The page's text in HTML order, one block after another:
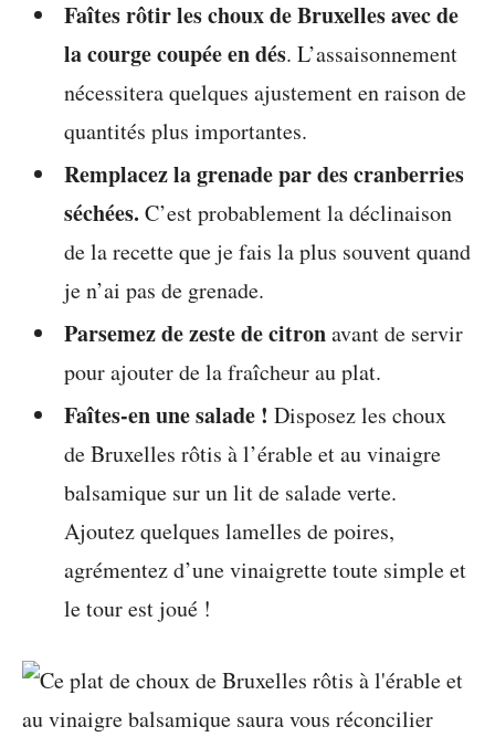
Faîtes rôtir les choux de Bruxelles avec de
la courge coupée en dés. L’assaisonnement
nécessitera quelques ajustement en raison de
quantités plus importantes.
Remplacez la grenade par des cranberries
séchées. C’est probablement la déclinaison
de la recette que je fais la plus souvent quand
je n’ai pas de grenade.
Parsemez de zeste de citronavant de servir
pour ajouter de la fraîcheur au plat.
Faîtes-en une salade ! Disposez les choux
de Bruxelles rôtis à l’érable et au vinaigre
balsamique sur un lit de salade verte.
Ajoutez quelques lamelles de poires,
agrémentez d’une vinaigrette toute simple et
le tour est joué !